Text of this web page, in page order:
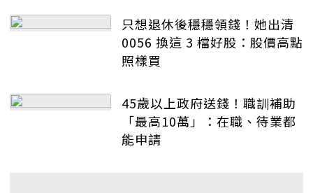
只想退休後穩穩領錢！她出清
0056 換這 3 檔好股：股價高點
照樣買
45歲以上政府送錢！職訓補助
「最高10萬」：在職、待業都
能申請